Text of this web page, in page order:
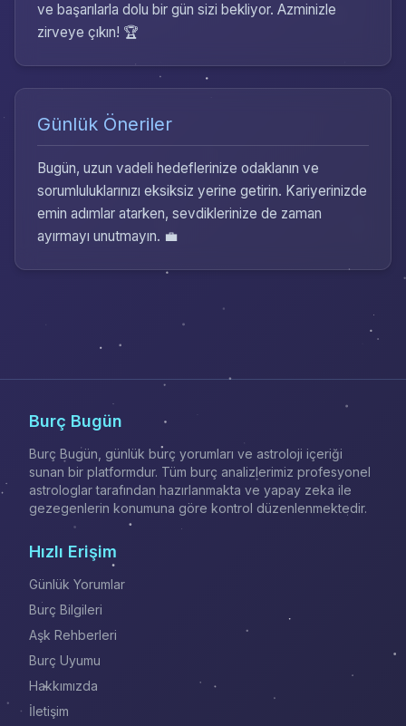
ve başarılarla dolu bir gün sizi bekliyor. Azminizle
zirveye çıkın! 🏆
Günlük Öneriler
Bugün, uzun vadeli hedeflerinize odaklanın ve
sorumluluklarınızı eksiksiz yerine getirin. Kariyerinizde
emin adımlar atarken, sevdiklerinize de zaman
ayırmayı unutmayın. 💼
Burç Bugün
Burç Bugün, günlük burç yorumları ve astroloji içeriği
sunan bir platformdur. Tüm burç analizlerimiz profesyonel
astrologlar tarafından hazırlanmakta ve yapay zeka ile
gezegenlerin konumuna göre kontrol düzenlenmektedir.
Hızlı Erişim
Günlük Yorumlar
Burç Bilgileri
Aşk Rehberleri
Burç Uyumu
Hakkımızda
İletişim